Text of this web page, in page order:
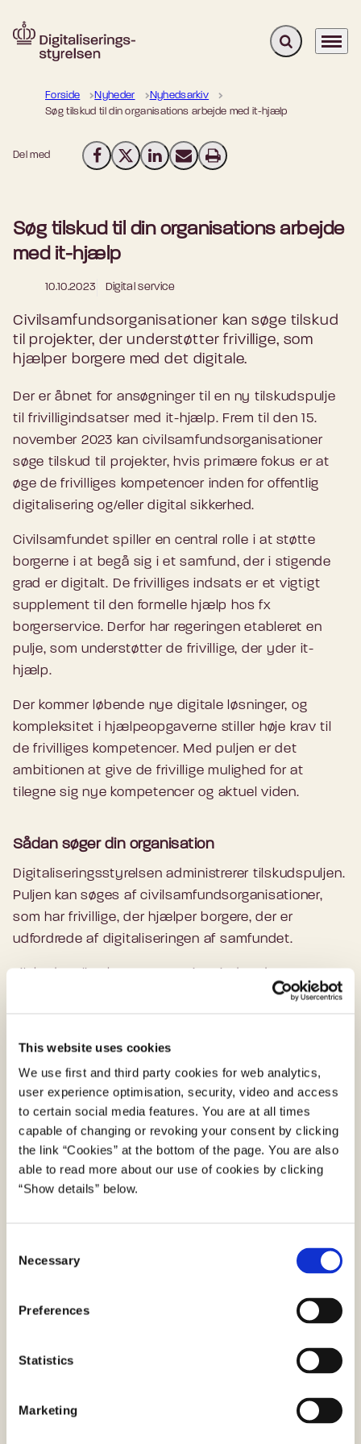
This website uses cookies
We use first and third party cookies for web analytics,
user experience optimisation, security, video and access
to certain social media features. You are at all times
capable of changing or revoking your consent by clicking
the link “Cookies” at the bottom of the page. You are also
able to read more about our use of cookies by clicking
“Show details” below.
Necessary
Preferences
Statistics
Marketing
Gå til forsiden Fold søgefelt
Menu
Forside Nyheder
Nyhedsarkiv
Søg tilskud til din organisations arbejde med it-hjælp
Del med Del på Facebook
Del på X (Twitter)
Del på LinkedIn
Send email
Print
Søg tilskud til din organisations arbejde
med it-hjælp
10.10.2023 Digital service
Civilsamfundsorganisationer kan søge tilskud
til projekter, der understøtter frivillige, som
hjælper borgere med det digitale.
Der er åbnet for ansøgninger til en ny tilskudspulje
til frivilligindsatser med it-hjælp. Frem til den 15.
november 2023 kan civilsamfundsorganisationer
søge tilskud til projekter, hvis primære fokus er at
øge de frivilliges kompetencer inden for offentlig
digitalisering og/eller digital sikkerhed.
Civilsamfundet spiller en central rolle i at støtte
borgerne i at begå sig i et samfund, der i stigende
grad er digitalt. De frivilliges indsats er et vigtigt
supplement til den formelle hjælp hos fx
borgerservice. Derfor har regeringen etableret en
pulje, som understøtter de frivillige, der yder it-
hjælp.
Der kommer løbende nye digitale løsninger, og
kompleksitet i hjælpeopgaverne stiller høje krav til
de frivilliges kompetencer. Med puljen er det
ambitionen at give de frivillige mulighed for at
tilegne sig nye kompetencer og aktuel viden.
Sådan søger din organisation
Digitaliseringsstyrelsen administrerer tilskudspuljen.
Puljen kan søges af civilsamfundsorganisationer,
som har frivillige, der hjælper borgere, der er
udfordrede af digitaliseringen af samfundet.
oktober 2023 til den 15. november 2023 kl. 12.00.
vilkår for tilskud mv. her
Om tilskudspulje til frivilligindsatser med it-
hjælp
indgået den 27. juni 2023 mellem regeringen og
Konservative Folkeparti, Radikale Venstre, Dansk
Der er afsat i alt 3 mio. kr. til tilskudspuljen,
ansøgningsrunde i 2023, og 2 mio. kr. er afsat til
anden ansøgningsrunde medio 2024. Der gives